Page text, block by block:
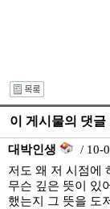
이 게시물의 댓글
대박인생
/ 10-
저도 왜 저 시점에
무슨 깊은 뜻이 있
했는지 그 뜻을 도